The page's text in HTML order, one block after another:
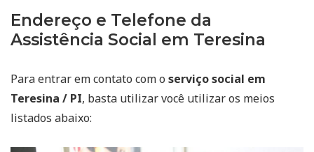
Endereço e Telefone da
Assistência Social em Teresina
Para entrar em contato com o serviço social em
Teresina / PI, basta utilizar você utilizar os meios
listados abaixo: